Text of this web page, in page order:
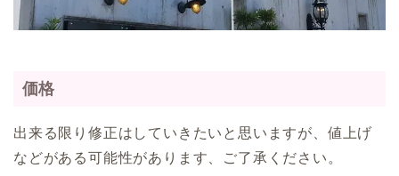
価格
出来る限り修正はしていきたいと思いますが、値上げ
などがある可能性があります、ご了承ください。